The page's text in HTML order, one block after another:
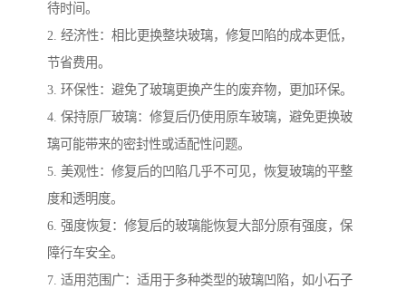
待时间。
2. 经济性：相比更换整块玻璃，修复凹陷的成本更低，
节省费用。
3. 环保性：避免了玻璃更换产生的废弃物，更加环保。
4. 保持原厂玻璃：修复后仍使用原车玻璃，避免更换玻
璃可能带来的密封性或适配性问题。
5. 美观性：修复后的凹陷几乎不可见，恢复玻璃的平整
度和透明度。
6. 强度恢复：修复后的玻璃能恢复大部分原有强度，保
障行车安全。
7. 适用范围广：适用于多种类型的玻璃凹陷，如小石子